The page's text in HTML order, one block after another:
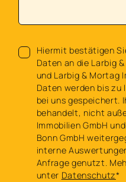
Hiermit bestätigen
Daten an die Larbig
und Larbig & Mortag
Daten werden bis
bei uns gespeichert.
behandelt, nicht
Immobilien GmbH
Bonn GmbH
interne
Anfrage genutzt.
unter Datenschutz*